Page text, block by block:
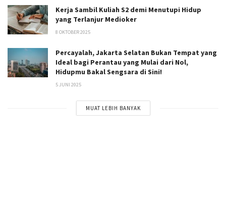
Kerja Sambil Kuliah S2 demi Menutupi Hidup
yang Terlanjur Medioker
8 OKTOBER 2025
Percayalah, Jakarta Selatan Bukan Tempat yang
Ideal bagi Perantau yang Mulai dari Nol,
Hidupmu Bakal Sengsara di Sini!
5 JUNI 2025
MUAT LEBIH BANYAK